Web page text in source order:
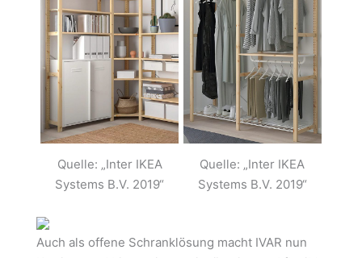
Quelle: „Inter IKEA
Systems B.V. 2019“
Quelle: „Inter IKEA
Systems B.V. 2019“
Auch als offene Schranklösung macht IVAR nun